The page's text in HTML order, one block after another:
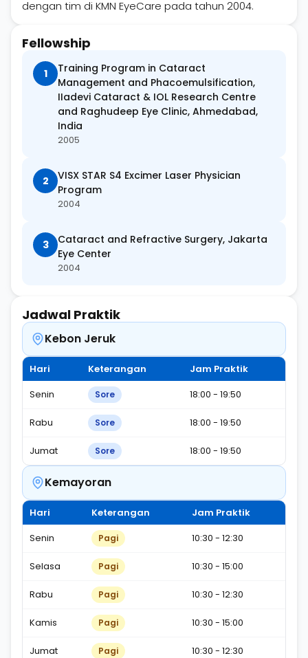
dengan tim di KMN EyeCare pada tahun 2004.
Fellowship
1
Training Program in Cataract
Management and Phacoemulsification,
IIadevi Cataract & IOL Research Centre
and Raghudeep Eye Clinic, Ahmedabad,
India
2005
2
VISX STAR S4 Excimer Laser Physician
Program
2004
3
Cataract and Refractive Surgery, Jakarta
Eye Center
2004
Jadwal Praktik
Kebon Jeruk
Hari Keterangan
Jam Praktik
Senin
Sore 18:00 - 19:50
Rabu Sore 18:00 - 19:50
Jumat Sore 18:00 - 19:50
Kemayoran
Hari Keterangan
Jam Praktik
Senin
Pagi 10:30 - 12:30
Selasa Pagi 10:30 - 15:00
Rabu Pagi 10:30 - 12:30
Kamis Pagi 10:30 - 15:00
Jumat Pagi 10:30 - 12:30